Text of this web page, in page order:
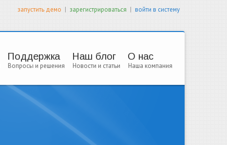
запустить демо | зарегистрироваться | войти в систему
Поддержка
Вопросы и решения
Наш блог
Новости и статьи
О нас
Наша компания